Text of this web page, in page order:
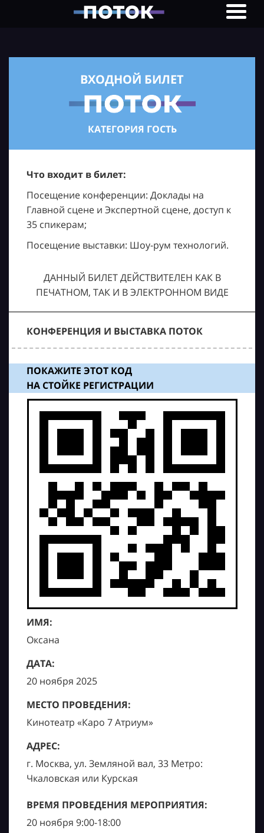
ВХОДНОЙ БИЛЕТ
КАТЕГОРИЯ ГОСТЬ
Что входит в билет:
Посещение конференции: Доклады на
Главной сцене и Экспертной сцене, доступ к
35 спикерам;
Посещение выставки: Шоу-рум технологий.
ДАННЫЙ БИЛЕТ ДЕЙСТВИТЕЛЕН КАК В
ПЕЧАТНОМ, ТАК И В ЭЛЕКТРОННОМ ВИДЕ
КОНФЕРЕНЦИЯ И ВЫСТАВКА ПОТОК
ПОКАЖИТЕ ЭТОТ КОД
НА СТОЙКЕ РЕГИСТРАЦИИ
ИМЯ:
Оксана
ДАТА:
20 ноября 2025
МЕСТО ПРОВЕДЕНИЯ:
Кинотеатр «Каро 7 Атриум»
АДРЕС:
г. Москва, ул. Земляной вал, 33 Метро:
Чкаловская или Курская
ВРЕМЯ ПРОВЕДЕНИЯ МЕРОПРИЯТИЯ:
20 ноября 9:00-18:00